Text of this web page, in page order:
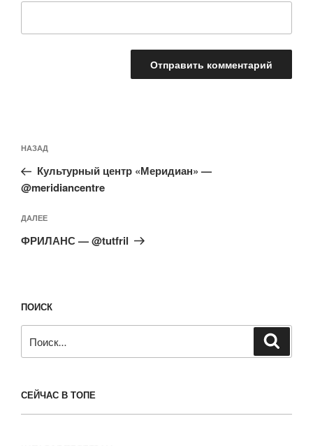
по
записям
Предыдущая
запись:
НАЗАД
Культурный центр «Меридиан» —
@meridiancentre
Следующая
запись
ДАЛЕЕ
ФРИЛАНС — @tutfril
ПОИСК
СЕЙЧАС В ТОПЕ